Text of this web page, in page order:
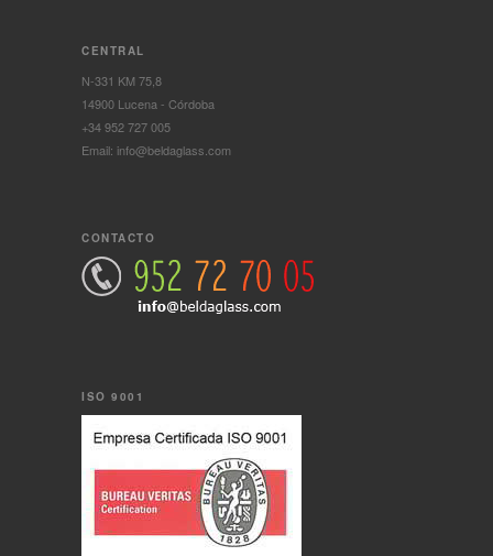
CENTRAL
N-331 KM 75,8
14900 Lucena - Córdoba
+34 952 727 005
Email: info@beldaglass.com
CONTACTO
ISO 9001